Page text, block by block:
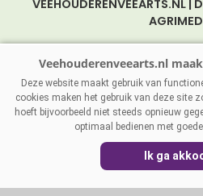
VEEHOUDERENVEEARTS.NL |
Deze website maakt gebruik van
cookies maken het gebruik van deze site
hoeft bijvoorbeeld niet steeds opnieuw
optimaal bedienen met
Ik ga